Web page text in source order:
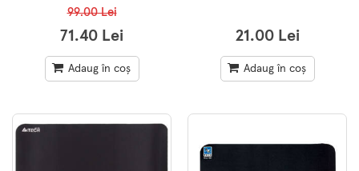
99.00 Lei
71.40 Lei
Adaug în coș
21.00 Lei
Adaug în coș